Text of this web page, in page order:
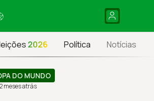
2026 Política Notícias
DO MUNDO
2 meses atrás